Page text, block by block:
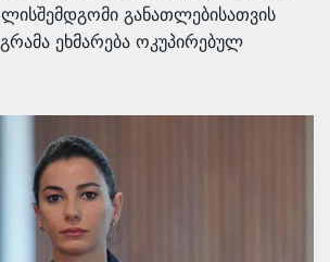
განათლებისათვის
ეხმარება ოკუპირებულ